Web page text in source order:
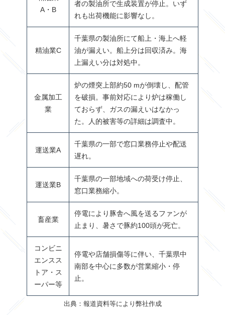
A・ B
者の製油所で生成装置が停止。いず
れも出荷機能に影響なし。
精油業C
千葉県の製油所にて船上・海上へ軽
油が漏えい。船上分は回収済み。海
上漏えい分は対処中。
金属加工
業
炉の煙突上部約50 mが倒壊し、配管
を破損。事前対応により炉は稼働し
ておらず、ガスの漏えいはなかっ
た。人的被害等の詳細は調査中。
運送業A
千葉県の一部で窓口業務停止や配送
遅れ。
運送業B
千葉県の一部地域への荷受け停止、
窓口業務縮小。
畜産業
停電により豚舎へ風を送るファンが
止まり、暑さで豚約100頭が死亡。
コンビニ
エンスス
トア・ス
ーパー等
停電や店舗損傷等に伴い、千葉県中
南部を中心に多数が営業縮小・停
止。
出典：報道資料等により弊社作成